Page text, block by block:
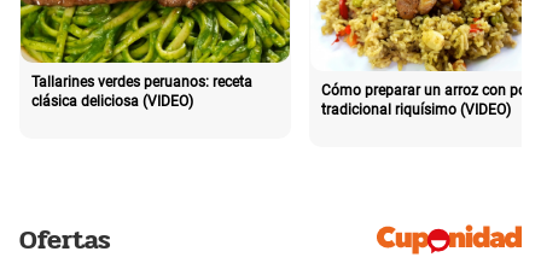
Tallarines verdes peruanos: receta
clásica deliciosa (VIDEO)
Cómo preparar un arroz con pollo
tradicional riquísimo (VIDEO)
Ofertas